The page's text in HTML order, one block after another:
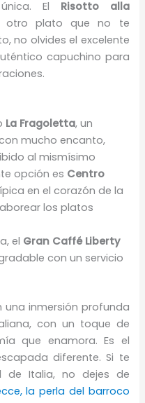
El Risotto alla
otro plato que no te
no olvides el excelente
capuchino para
La Fragoletta, un
mucho encanto,
al mismísimo
opción es Centro
en el corazón de la
los platos
el Gran Caffé Liberty
con un servicio
una inmersión profunda
con un toque de
que enamora. Es el
diferente. Si te
de Italia, no dejes de
la perla del barroco